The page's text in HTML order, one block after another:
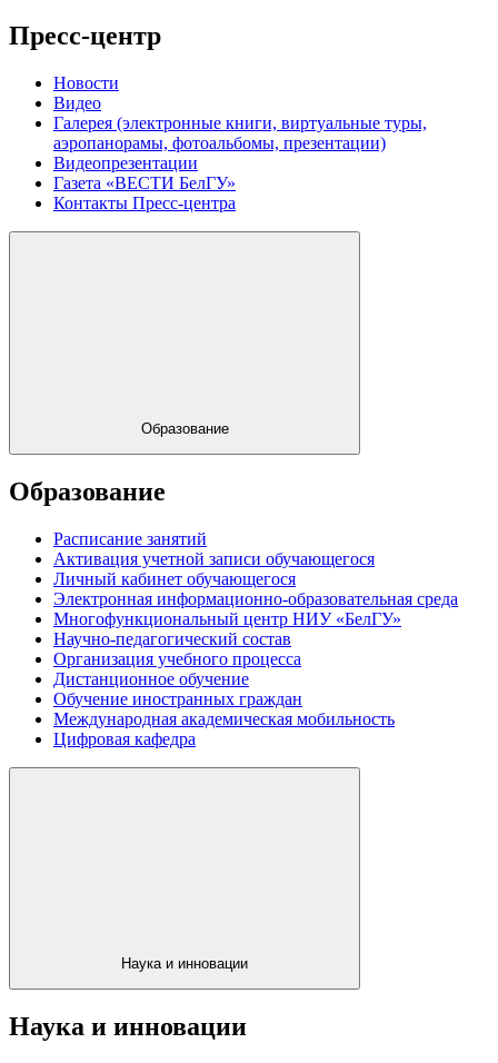
Пресс-центр
Новости
Видео
Галерея (электронные книги, виртуальные туры,
аэропанорамы, фотоальбомы, презентации)
Видеопрезентации
Газета «ВЕСТИ БелГУ»
Контакты Пресс-центра
Образование
Образование
Расписание занятий
Активация учетной записи обучающегося
Личный кабинет обучающегося
Электронная информационно-образовательная среда
Многофункциональный центр НИУ «БелГУ»
Научно-педагогический состав
Организация учебного процесса
Дистанционное обучение
Обучение иностранных граждан
Международная академическая мобильность
Цифровая кафедра
Наука и инновации
Наука и инновации